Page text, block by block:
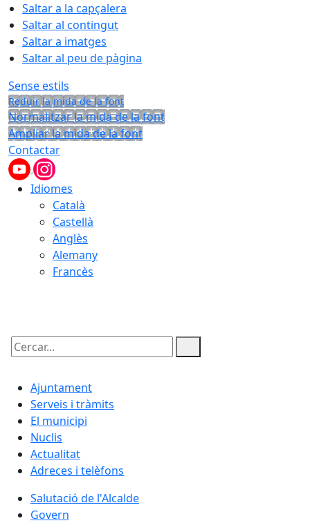
Saltar a la capçalera
Saltar al contingut
Saltar a imatges
Saltar al peu de pàgina
Sense estils
Reduir la mida de la font
Normalitzar la mida de la font
Ampliar la mida de la font
Contactar
Idiomes
Català
Castellà
Anglès
Alemany
Francès
Cercar:
Ajuntament
Serveis i tràmits
El municipi
Nuclis
Actualitat
Adreces i telèfons
Salutació de l'Alcalde
Govern